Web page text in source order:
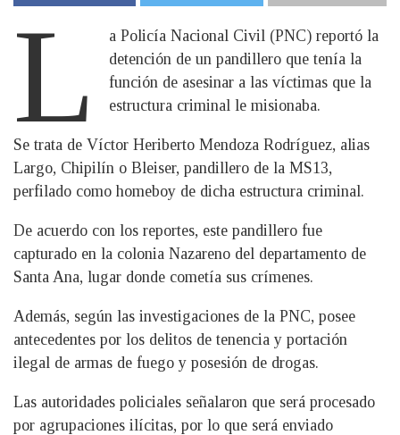
L
a Policía Nacional Civil (PNC) reportó la
detención de un pandillero que tenía la
función de asesinar a las víctimas que la
estructura criminal le misionaba.
Se trata de Víctor Heriberto Mendoza Rodríguez, alias
Largo, Chipilín o Bleiser, pandillero de la MS13,
perfilado como homeboy de dicha estructura criminal.
De acuerdo con los reportes, este pandillero fue
capturado en la colonia Nazareno del departamento de
Santa Ana, lugar donde cometía sus crímenes.
Además, según las investigaciones de la PNC, posee
antecedentes por los delitos de tenencia y portación
ilegal de armas de fuego y posesión de drogas.
Las autoridades policiales señalaron que será procesado
por agrupaciones ilícitas, por lo que será enviado